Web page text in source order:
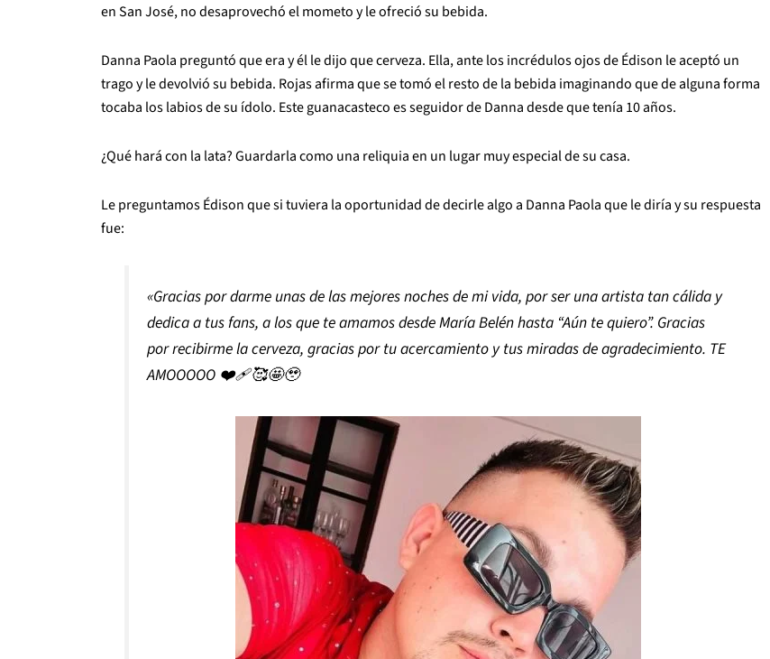
en San José, no desaprovechó el mometo y le ofreció su bebida.
Danna Paola preguntó que era y él le dijo que cerveza. Ella, ante los incrédulos ojos de Édison le aceptó un
trago y le devolvió su bebida. Rojas afirma que se tomó el resto de la bebida imaginando que de alguna forma
tocaba los labios de su ídolo. Este guanacasteco es seguidor de Danna desde que tenía 10 años.
¿Qué hará con la lata? Guardarla como una reliquia en un lugar muy especial de su casa.
Le preguntamos Édison que si tuviera la oportunidad de decirle algo a Danna Paola que le diría y su respuesta
fue:
«Gracias por darme unas de las mejores noches de mi vida, por ser una artista tan cálida y
dedica a tus fans, a los que te amamos desde María Belén hasta “Aún te quiero”. Gracias
por recibirme la cerveza, gracias por tu acercamiento y tus miradas de agradecimiento. TE
AMOOOOO ❤️‍🩹🥰🤩🥹